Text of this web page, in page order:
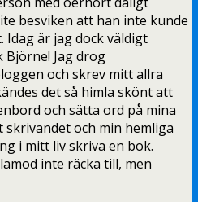
besviken att han inte kunde
är jag dock väldigt
Björne! Jag drog
och skrev mitt allra
det så himla skönt att
och sätta ord på mina
skrivandet och min hemliga
i mitt liv skriva en bok.
inte räcka till, men